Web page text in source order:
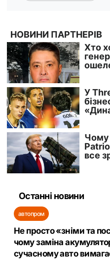
Останні новини
автопром
Не просто «зніми та
чому заміна
сучасному авто